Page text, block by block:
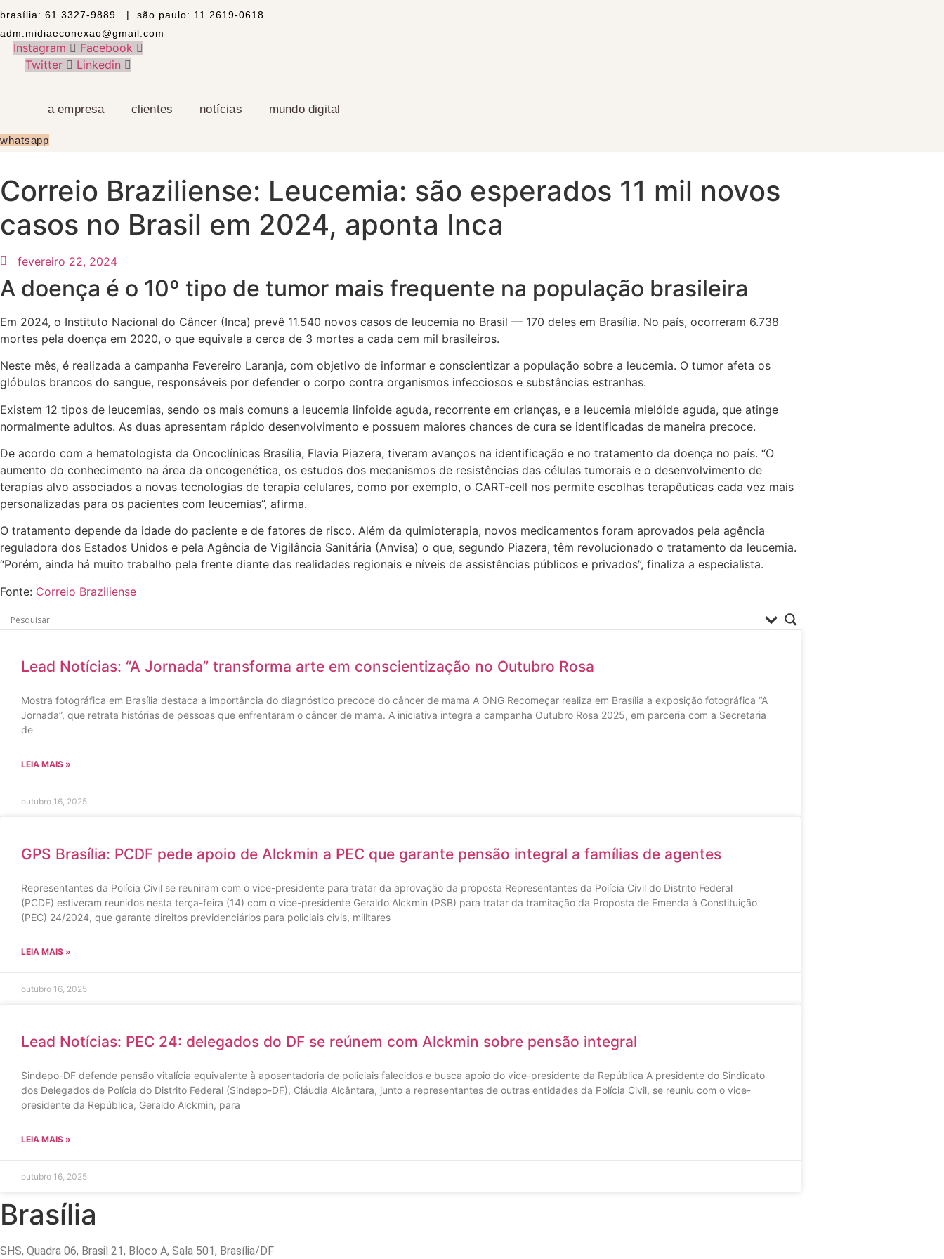
brasília: 61 3327-9889 | são paulo: 11 2619-0618
adm.midiaeconexao@gmail.com
Instagram
Facebook
Twitter
Linkedin
a empresa clientes notícias mundo digital
whatsapp
Correio Braziliense: Leucemia: são esperados 11 mil novos
casos no Brasil em 2024, aponta Inca
fevereiro 22, 2024
A doença é o 10º tipo de tumor mais frequente na população brasileira
Em 2024, o Instituto Nacional do Câncer (Inca) prevê 11.540 novos casos de leucemia no Brasil — 170 deles em Brasília. No país, ocorreram 6.738
mortes pela doença em 2020, o que equivale a cerca de 3 mortes a cada cem mil brasileiros.
Neste mês, é realizada a campanha Fevereiro Laranja, com objetivo de informar e conscientizar a população sobre a leucemia. O tumor afeta os
glóbulos brancos do sangue, responsáveis por defender o corpo contra organismos infecciosos e substâncias estranhas.
Existem 12 tipos de leucemias, sendo os mais comuns a leucemia linfoide aguda, recorrente em crianças, e a leucemia mielóide aguda, que atinge
normalmente adultos. As duas apresentam rápido desenvolvimento e possuem maiores chances de cura se identificadas de maneira precoce.
De acordo com a hematologista da Oncoclínicas Brasília, Flavia Piazera, tiveram avanços na identificação e no tratamento da doença no país. “O
aumento do conhecimento na área da oncogenética, os estudos dos mecanismos de resistências das células tumorais e o desenvolvimento de
terapias alvo associados a novas tecnologias de terapia celulares, como por exemplo, o CART-cell nos permite escolhas terapêuticas cada vez mais
personalizadas para os pacientes com leucemias”, afirma.
O tratamento depende da idade do paciente e de fatores de risco. Além da quimioterapia, novos medicamentos foram aprovados pela agência
reguladora dos Estados Unidos e pela Agência de Vigilância Sanitária (Anvisa) o que, segundo Piazera, têm revolucionado o tratamento da leucemia.
“Porém, ainda há muito trabalho pela frente diante das realidades regionais e níveis de assistências públicos e privados”, finaliza a especialista.
Fonte: Correio Braziliense
Lead Notícias: “A Jornada” transforma arte em conscientização no Outubro Rosa
Mostra fotográfica em Brasília destaca a importância do diagnóstico precoce do câncer de mama A ONG Recomeçar realiza em Brasília a exposição fotográfica “A
Jornada”, que retrata histórias de pessoas que enfrentaram o câncer de mama. A iniciativa integra a campanha Outubro Rosa 2025, em parceria com a Secretaria
de
LEIA MAIS »
outubro 16, 2025
GPS Brasília: PCDF pede apoio de Alckmin a PEC que garante pensão integral a famílias de agentes
Representantes da Polícia Civil se reuniram com o vice-presidente para tratar da aprovação da proposta Representantes da Polícia Civil do Distrito Federal
(PCDF) estiveram reunidos nesta terça-feira (14) com o vice-presidente Geraldo Alckmin (PSB) para tratar da tramitação da Proposta de Emenda à Constituição
(PEC) 24/2024, que garante direitos previdenciários para policiais civis, militares
LEIA MAIS »
outubro 16, 2025
Lead Notícias: PEC 24: delegados do DF se reúnem com Alckmin sobre pensão integral
Sindepo-DF defende pensão vitalícia equivalente à aposentadoria de policiais falecidos e busca apoio do vice-presidente da República A presidente do Sindicato
dos Delegados de Polícia do Distrito Federal (Sindepo-DF), Cláudia Alcântara, junto a representantes de outras entidades da Polícia Civil, se reuniu com o vice-
presidente da República, Geraldo Alckmin, para
LEIA MAIS »
outubro 16, 2025
Brasília
SHS, Quadra 06, Brasil 21, Bloco A, Sala 501, Brasília/DF